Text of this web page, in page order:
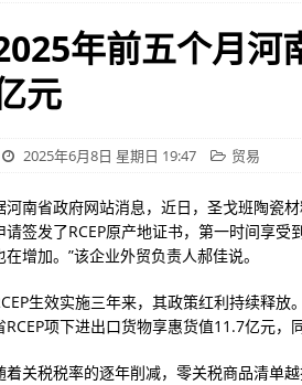
厚 拥有发明专利近10.5万件
市场
万户 市场
年前五个月河
元
2025年6月8日 星期日 19:47 贸易
河南省政府网站消息，近日，圣戈班陶瓷
请签发了RCEP原产地证书，第一时间享受
在增加。”该企业外贸负责人郝佳说。
生效实施三年来，其政策红利持续释
RCEP项下进出口货物享惠货值11.7亿元，
着关税税率的逐年削减，零关税商品清单